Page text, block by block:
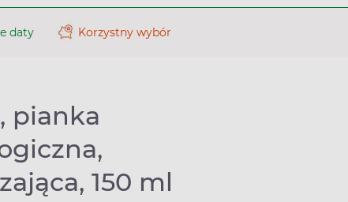
daty Korzystny wybór
pianka
150 ml